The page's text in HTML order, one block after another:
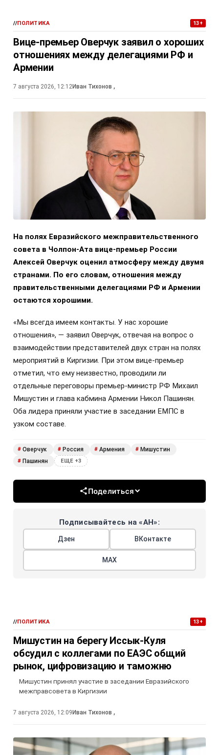
//ПОЛИТИКА 13+
Вице-премьер Оверчук заявил о хороших
отношениях между делегациями РФ и
Армении
7 августа 2026, 12:12Иван Тихонов ,
На полях Евразийского межправительственного
совета в Чолпон-Ата вице-премьер России
Алексей Оверчук оценил атмосферу между двумя
странами. По его словам, отношения между
правительственными делегациями РФ и Армении
остаются хорошими.
«Мы всегда имеем контакты. У нас хорошие
отношения», — заявил Оверчук, отвечая на вопрос о
взаимодействии представителей двух стран на полях
мероприятий в Киргизии. При этом вице-премьер
отметил, что ему неизвестно, проводили ли
отдельные переговоры премьер-министр РФ Михаил
Мишустин и глава кабмина Армении Никол Пашинян.
Оба лидера приняли участие в заседании ЕМПС в
узком составе.
# Оверчук # Россия # Армения # Мишустин
# Пашинян ЕЩЕ +3
Поделиться
Подписывайтесь на «АН»:
Дзен ВКонтакте
МАХ
//ПОЛИТИКА 13+
Мишустин на берегу Иссык-Куля
обсудил с коллегами по ЕАЭС общий
рынок, цифровизацию и таможню
Мишустин принял участие в заседании Евразийского
межправсовета в Киргизии
7 августа 2026, 12:09 Иван Тихонов ,